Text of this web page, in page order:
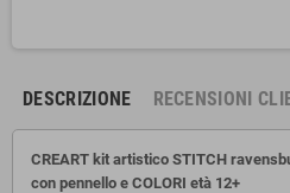
DESCRIZIONE RECENSIONI
CREART kit artistico STITCH
con pennello e COLORI età 12+